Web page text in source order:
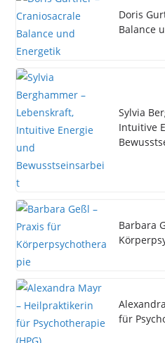
Doris
Balance
Sylvia
Intuitive
Barbara
für